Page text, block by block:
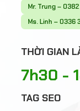
Mr. Trung –
Ms. Linh – 0336
THỜI GIAN
7h30 -
TAG SEO